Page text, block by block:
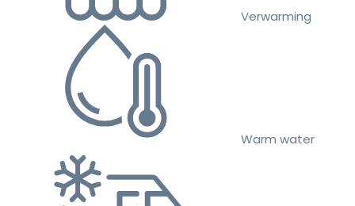
Verwarming
Warm water